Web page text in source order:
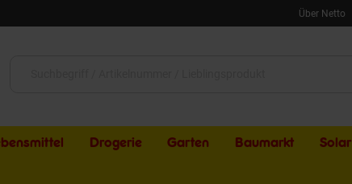
Über Netto
Drogerie Garten Baumarkt Solar